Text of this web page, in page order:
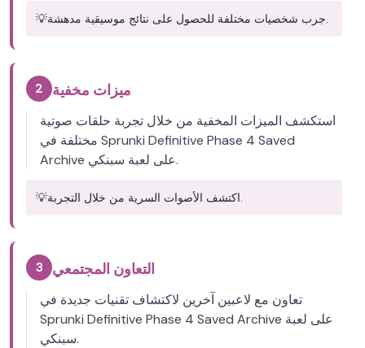
💡 جرب شخصيات مختلفة للحصول على نتائج موسيقية مدهشة.
2 ميزات مخفية
استكشف الميزات المخفية من خلال تجربة حلقات صوتية
مختلفة في Sprunki Definitive Phase 4 Saved
Archive على لعبة سبنكي.
💡 اكتشف الأصوات السرية من خلال التجربة.
3 التعاون المجتمعي
تعاون مع لاعبين آخرين لاكتشاف تقنيات جديدة في
Sprunki Definitive Phase 4 Saved Archive على لعبة
سبنكي.